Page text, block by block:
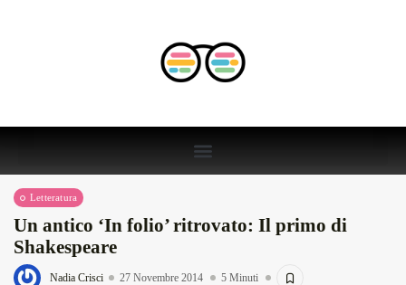
Letteratura
Un antico ‘In folio’ ritrovato: Il primo di
Shakespeare
Nadia Crisci 27 Novembre 2014 5 Minuti